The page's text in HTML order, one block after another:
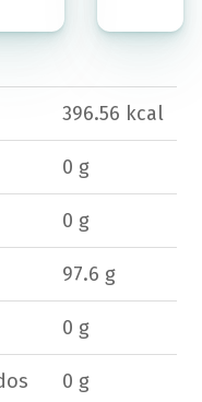
396.56 kcal
0 g
0 g
97.6 g
0 g
0 g